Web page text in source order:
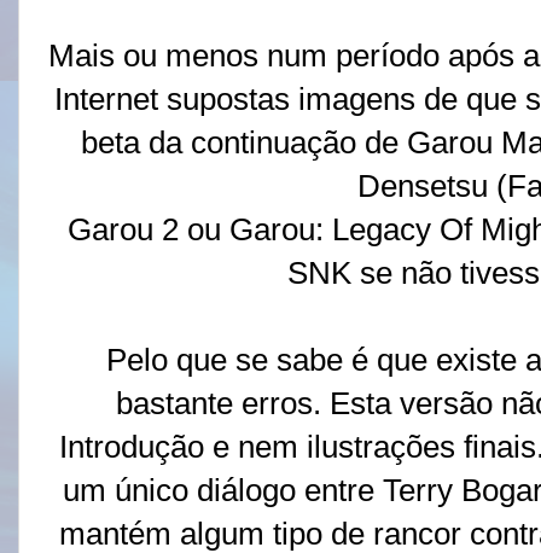
Mais ou menos num período após
Internet supostas imagens de que
beta da continuação de Garou
Densetsu
Garou 2 ou Garou: Legacy Of
SNK se não
Pelo que se sabe é que existe
bastante erros. Esta versão
Introdução e nem ilustrações
um único diálogo entre Terry
mantém algum tipo de rancor